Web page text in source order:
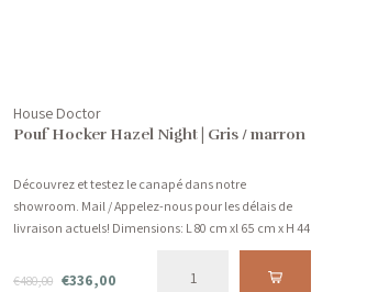
House Doctor
Pouf Hocker Hazel Night | Gris / marron
Découvrez et testez le canapé dans notre
showroom. Mail / Appelez-nous pour les délais de
livraison actuels! Dimensions: L 80 cm xl 65 cm x H 44
cm Matériaux: Métal, Contreplaqué, Mousse, Coton,
€480,00 €336,00